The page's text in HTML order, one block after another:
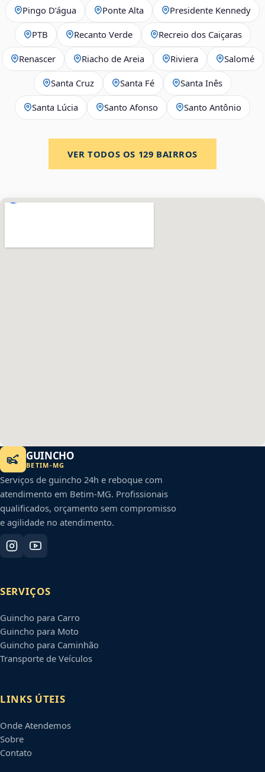
Pingo D’água Ponte Alta Presidente Kennedy
PTB Recanto Verde Recreio dos Caiçaras
Renascer Riacho de Areia Riviera Salomé
Santa Cruz Santa Fé Santa Inês
Santa Lúcia Santo Afonso Santo Antônio
VER TODOS OS 129 BAIRROS
GUINCHO
BETIM-MG
Serviços de guincho 24h e reboque com
atendimento em Betim-MG. Profissionais
qualificados, orçamento sem compromisso
e agilidade no atendimento.
SERVIÇOS
Guincho para Carro
Guincho para Moto
Guincho para Caminhão
Transporte de Veículos
LINKS ÚTEIS
Onde Atendemos
Sobre
Contato